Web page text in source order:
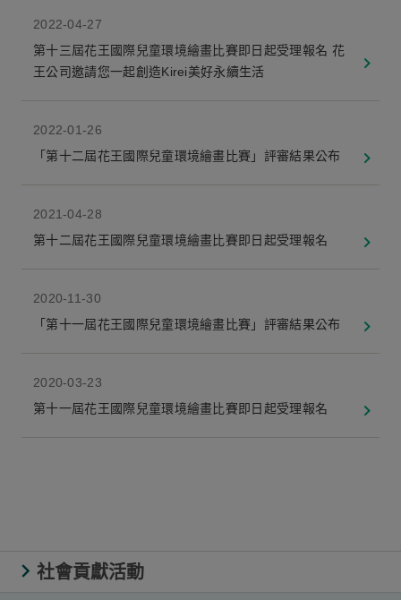
2022-04-27
第十三屆花王國際兒童環境繪畫比賽即日起受理報名 花
王公司邀請您一起創造Kirei美好永續生活
2022-01-26
「第十二屆花王國際兒童環境繪畫比賽」評審結果公布
2021-04-28
第十二屆花王國際兒童環境繪畫比賽即日起受理報名
2020-11-30
「第十一屆花王國際兒童環境繪畫比賽」評審結果公布
2020-03-23
第十一屆花王國際兒童環境繪畫比賽即日起受理報名
社會貢獻活動